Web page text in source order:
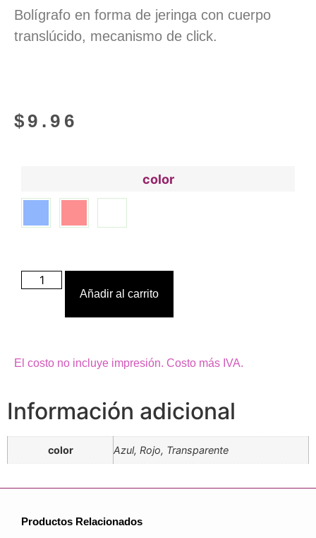
Bolígrafo en forma de jeringa con cuerpo
translúcido, mecanismo de click.
$ 9.96
color
Añadir al carrito
El costo no incluye impresión. Costo más IVA.
Información adicional
color Azul, Rojo, Transparente
Productos Relacionados